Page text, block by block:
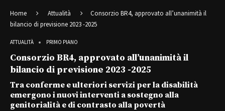
Home Attualità
Consorzio BR4, approvato all’unanimità il
bilancio di previsione 2023 -2025
ATTUALITÀ PRIMO PIANO
Consorzio BR4, approvato all’unanimità il
bilancio di previsione 2023 -2025
Tra conferme e ulteriori servizi per la disabilità
emergono i nuovi interventi a sostegno alla
genitorialità e di contrasto alla povertà